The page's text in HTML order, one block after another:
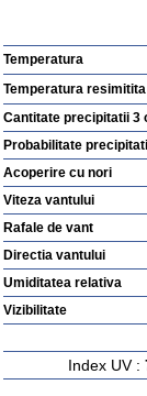
Temperatura
Temperatura resimitita
Cantitate precipitatii 3
Probabilitate
Acoperire cu nori
Viteza vantului
Rafale de vant
Directia vantului
Umiditatea relativa
Vizibilitate
Index UV :